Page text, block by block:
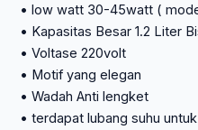
• low watt 30-45watt (
• Kapasitas Besar 1.2 Liter
• Voltase 220volt
• Motif yang elegan
• Wadah Anti lengket
• terdapat lubang suhu